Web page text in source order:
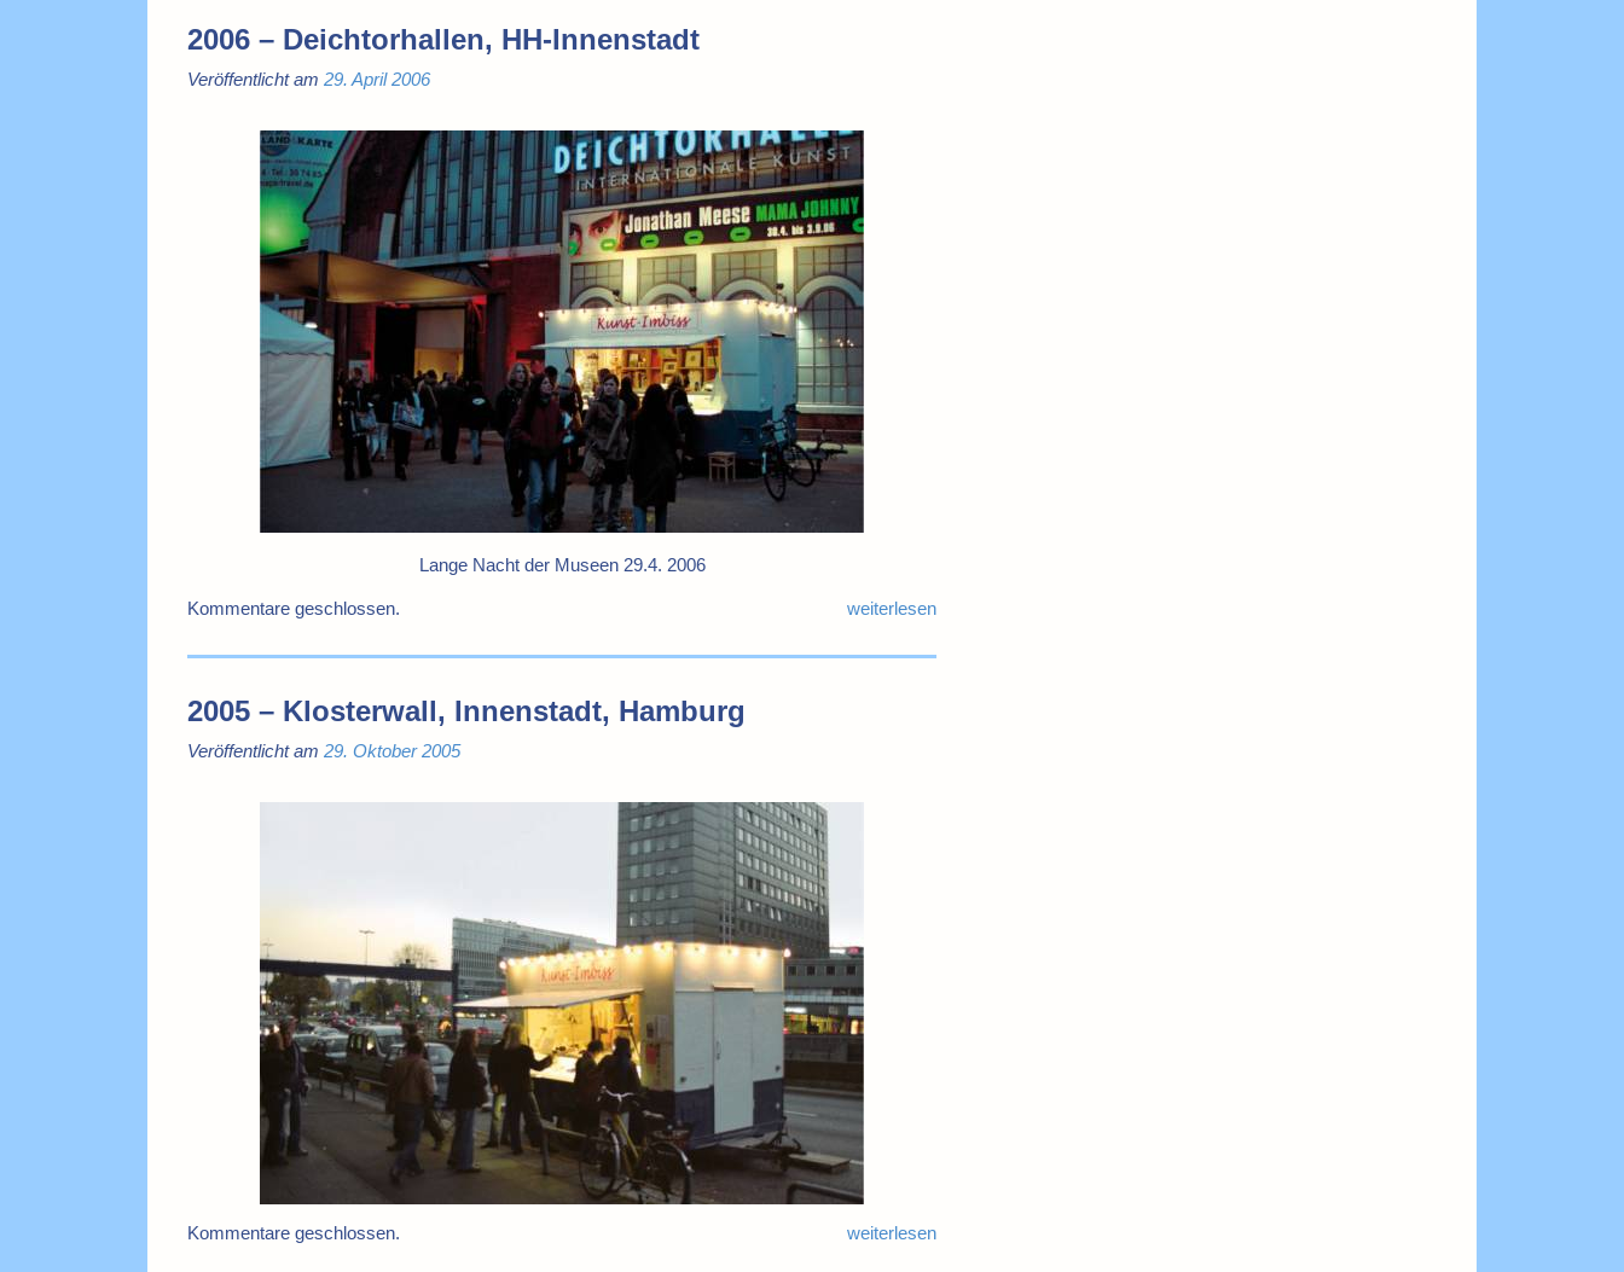
2006 – Deichtorhallen, HH-Innenstadt
Veröffentlicht am 29. April 2006
Lange Nacht der Museen 29.4. 2006
Kommentare geschlossen. weiterlesen
2005 – Klosterwall, Innenstadt, Hamburg
Veröffentlicht am 29. Oktober 2005
Kommentare geschlossen. weiterlesen